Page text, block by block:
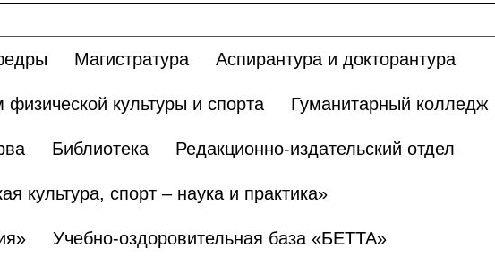
Магистратура Аспирантура и докторантура
культуры и спорта Гуманитарный колледж
Библиотека Редакционно-издательский отдел
культура, спорт – наука и практика»
Учебно-оздоровительная база «БЕТТА»